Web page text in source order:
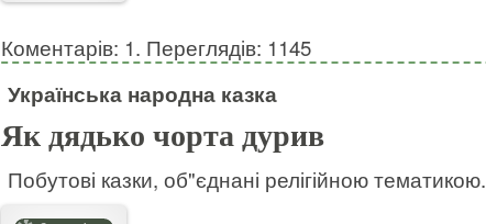
Коментарів: 1. Переглядів: 1145
Українська народна казка
Як дядько чорта дурив
Побутові казки, об"єднані релігійною тематикою.